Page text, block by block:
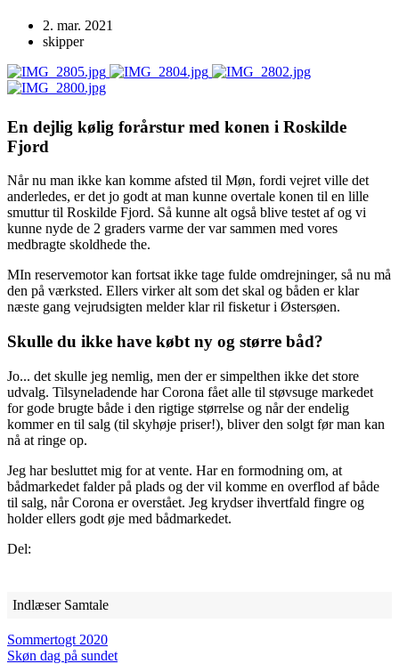
2. mar. 2021
skipper
En dejlig kølig forårstur med konen i Roskilde
Fjord
Når nu man ikke kan komme afsted til Møn, fordi vejret ville det
anderledes, er det jo godt at man kunne overtale konen til en lille
smuttur til Roskilde Fjord. Så kunne alt også blive testet af og vi
kunne nyde de 2 graders varme der var sammen med vores
medbragte skoldhede the.
MIn reservemotor kan fortsat ikke tage fulde omdrejninger, så nu må
den på værksted. Ellers virker alt som det skal og båden er klar
næste gang vejrudsigten melder klar ril fisketur i Østersøen.
Skulle du ikke have købt ny og større båd?
Jo... det skulle jeg nemlig, men der er simpelthen ikke det store
udvalg. Tilsyneladende har Corona fået alle til støvsuge markedet
for gode brugte både i den rigtige størrelse og når der endelig
kommer en til salg (til skyhøje priser!), bliver den solgt før man kan
nå at ringe op.
Jeg har besluttet mig for at vente. Har en formodning om, at
bådmarkedet falder på plads og der vil komme en overflod af både
til salg, når Corona er overstået. Jeg krydser ihvertfald fingre og
holder ellers godt øje med bådmarkedet.
Del:
Indlæser Samtale
Sommertogt 2020
Skøn dag på sundet